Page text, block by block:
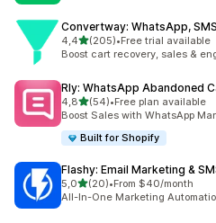
Convertway: WhatsApp,
4,4z 5 hvězd
(205)
Celkový počet recenzí: 205
•Free trial available
Boost cart recovery, sales &
Rly: WhatsApp Abandoned
4,8z 5 hvězd
(54)
Celkový počet recenzí: 54
•Free plan available
Boost Sales with WhatsApp
Built for Shopify
Flashy: Email Marketing &
5,0z 5 hvězd
(20)
Celkový počet recenzí: 20
•From $40/month
All-In-One Marketing